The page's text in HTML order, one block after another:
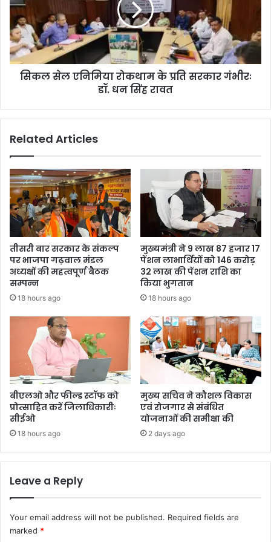
सिकल सेल एनिमिया रोकथाम के प्रति सरकार गंभीरः
डॉ. धन सिंह रावत
Related Articles
तीसरी बार सरकार के संकल्प
पर भाजपा गढ़वाल मंडल
अध्यक्षों की महत्वपूर्ण बैठक
सम्पन्न
18 hours ago
मुख्यमंत्री ने 9 लाख 87 हजार 17
पेंशन लाभार्थियों को 146 करोड़
32 लाख की पेंशन राशि का
किया भुगतान
18 hours ago
बीएलओ और फील्ड स्टॉफ को
प्रोत्साहित करें जिलाधिकारीः
सीईओ
18 hours ago
मुख्य सचिव ने कौशल विकास
एवं रोजगार से संबंधित
योजनाओं की समीक्षा की
2 days ago
Leave a Reply
Your email address will not be published. Required fields are
marked *